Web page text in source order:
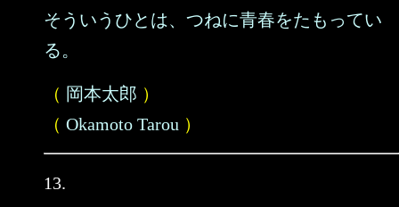
そういうひとは、つねに青春をたもってい
る。
（ 岡本太郎 ）
（ Okamoto Tarou ）
13.